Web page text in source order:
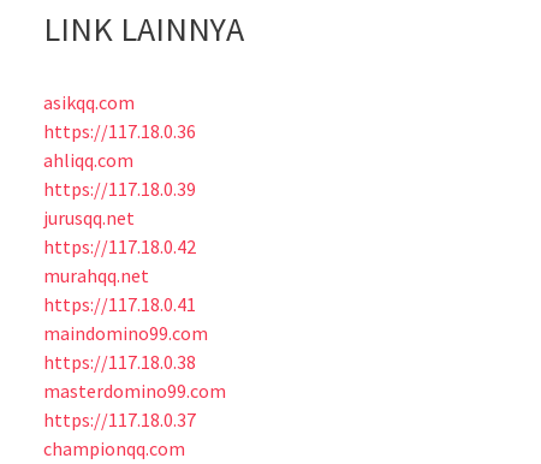
LINK LAINNYA
asikqq.com
https://117.18.0.36
ahliqq.com
https://117.18.0.39
jurusqq.net
https://117.18.0.42
murahqq.net
https://117.18.0.41
maindomino99.com
https://117.18.0.38
masterdomino99.com
https://117.18.0.37
championqq.com